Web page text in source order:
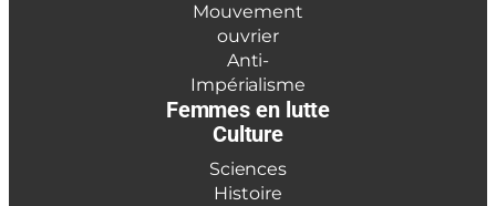
Mouvement
ouvrier
Anti-
Impérialisme
Femmes en lutte
Culture
Sciences
Histoire